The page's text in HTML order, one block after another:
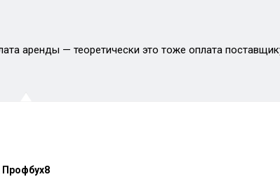
аренды — теоретически это тоже оплата
Профбух8